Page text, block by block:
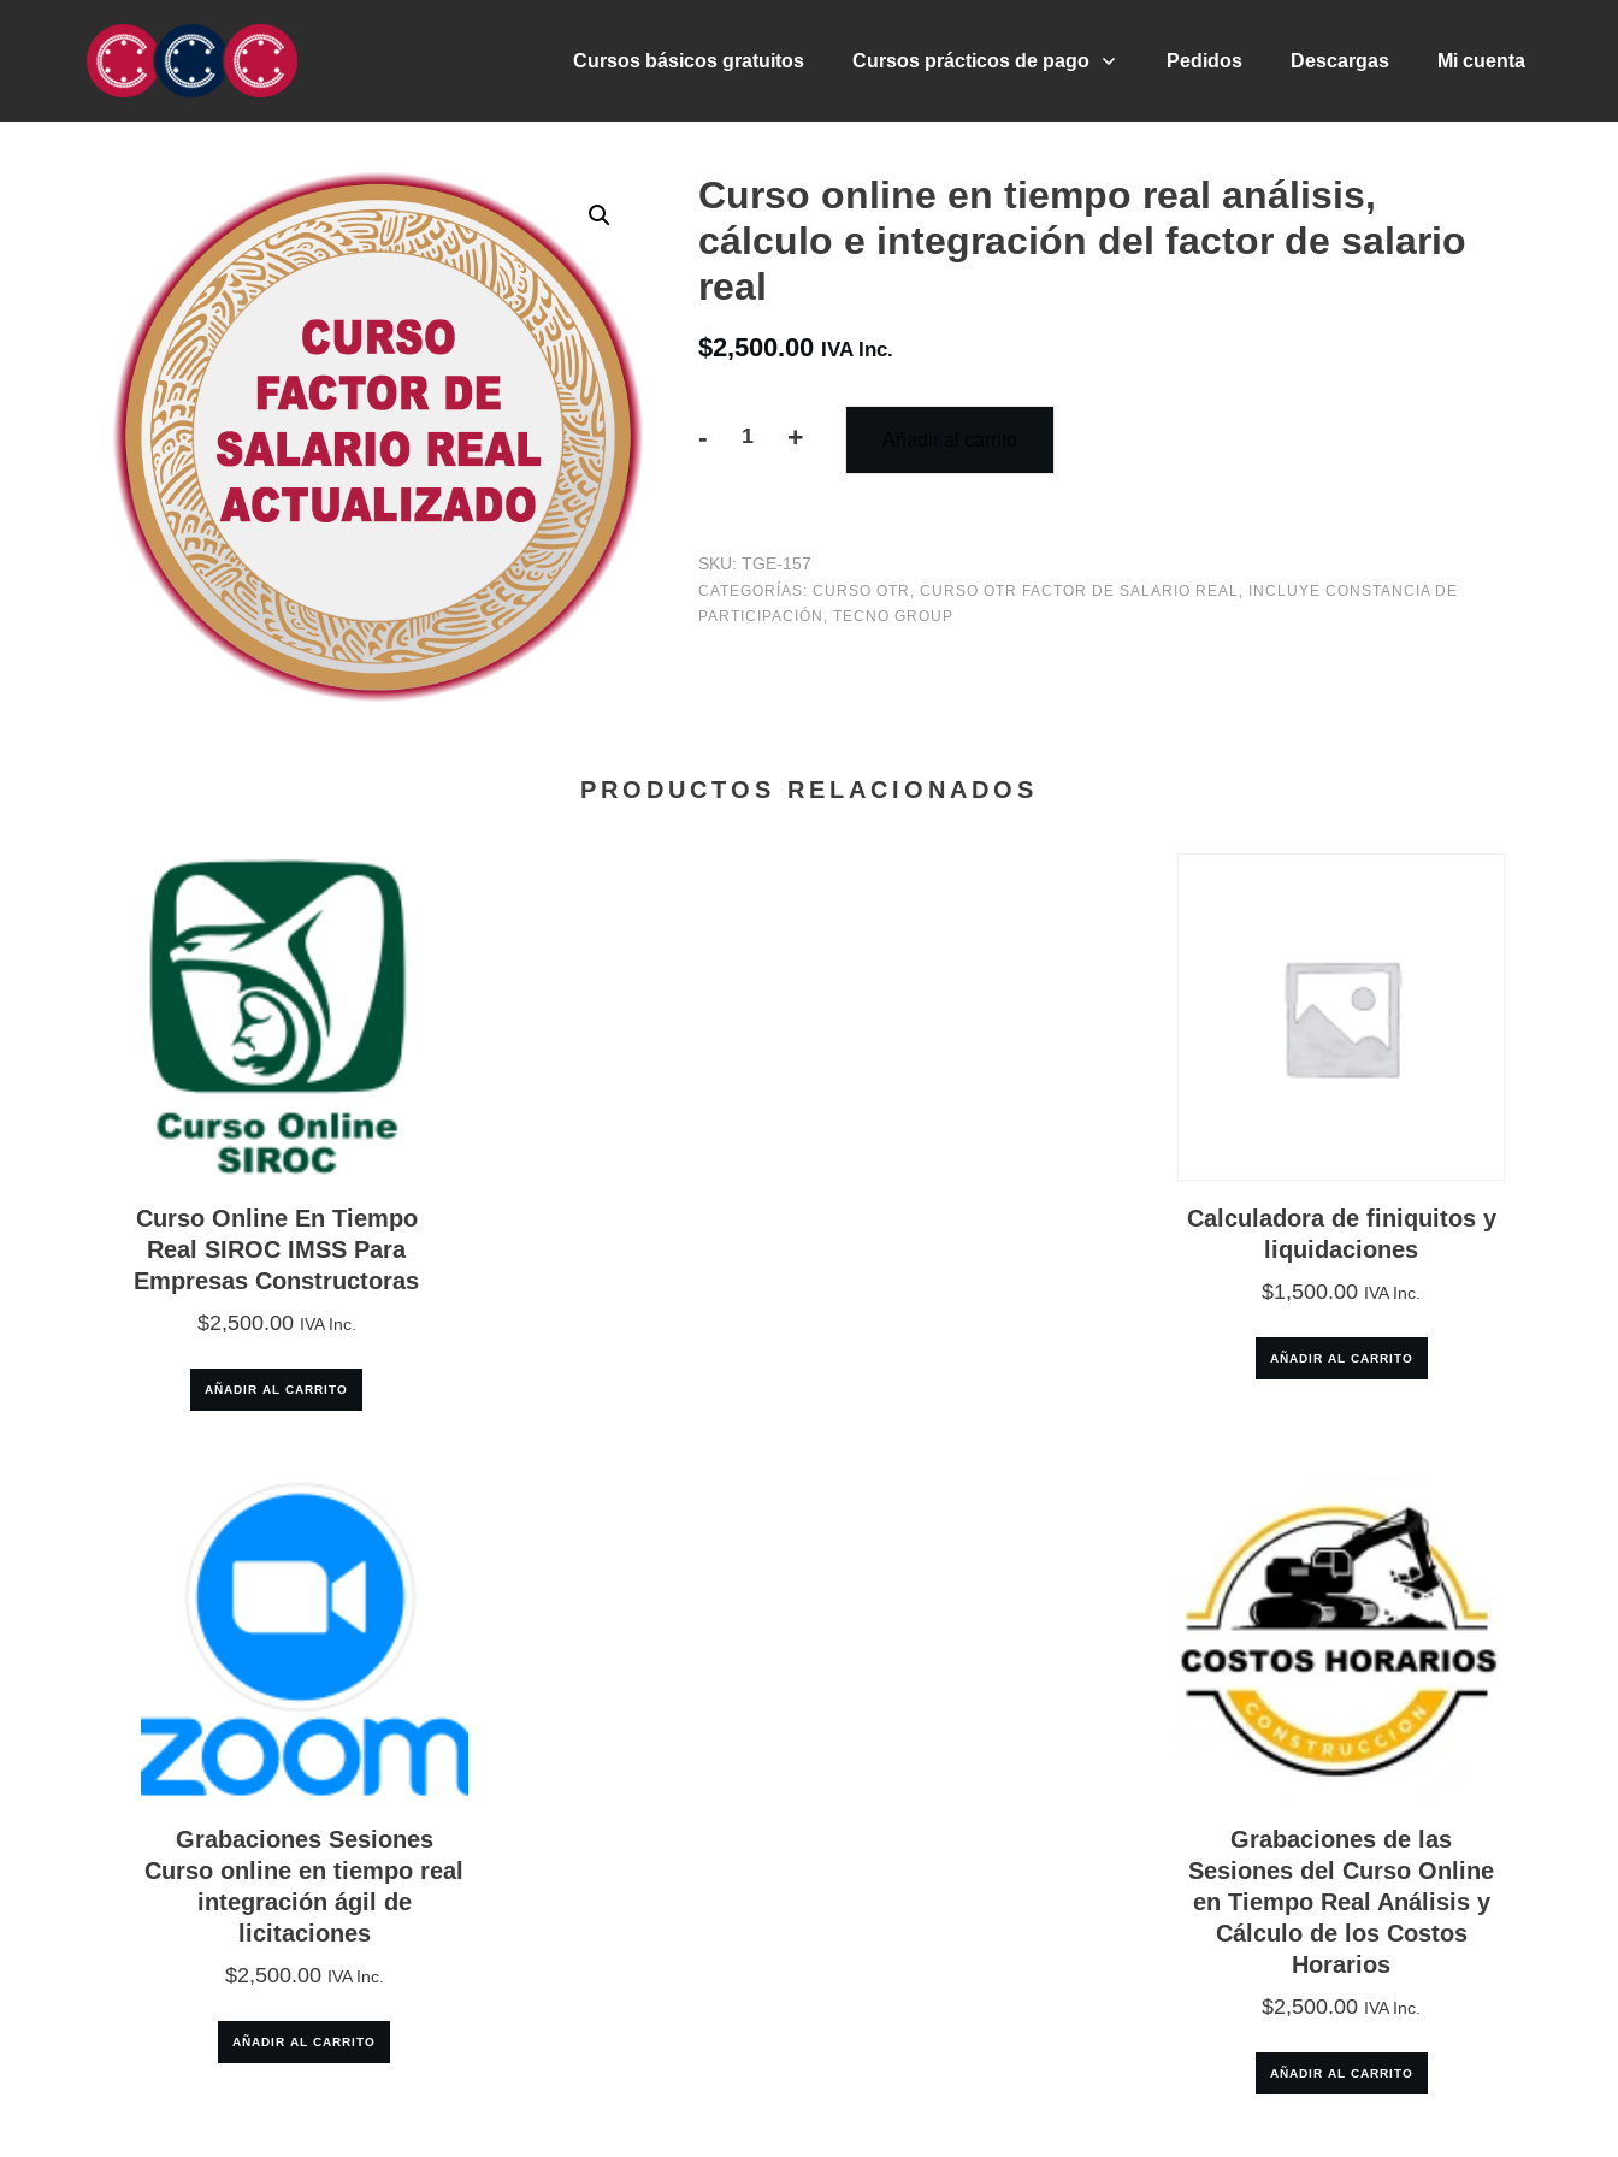
Cursos básicos gratuitos Cursos prácticos de pago Pedidos Descargas Mi cuenta
Curso online en tiempo real análisis,
cálculo e integración del factor de salario
real
$2,500.00 IVA Inc.
-
tiempo
integración
+
SKU:TGE-157
CATEGORÍAS:CURSO OTR ,CURSO OTR FACTOR DE SALARIO REAL,
INCLUYE CONSTANCIA DE
PARTICIPACIÓN ,TECNO GROUP
PRODUCTOS RELACIONADOS
Curso Online En Tiempo
Real SIROC IMSS Para
Empresas Constructoras
$2,500.00 IVA Inc.
AÑADIR AL CARRITO
Calculadora de finiquitos y
liquidaciones
$1,500.00 IVA Inc.
AÑADIR AL CARRITO
Grabaciones Sesiones
Curso online en tiempo real
integración ágil de
licitaciones
$2,500.00 IVA Inc.
AÑADIR AL CARRITO
Grabaciones de las
Sesiones del Curso Online
en Tiempo Real Análisis y
Cálculo de los Costos
Horarios
$2,500.00 IVA Inc.
AÑADIR AL CARRITO